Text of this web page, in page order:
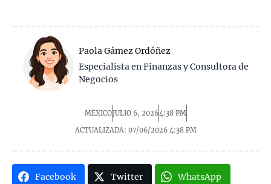
Paola Gámez Ordóñez
Especialista en Finanzas y Consultora de
Negocios
MÉXICOJULIO 6, 20264:38 PM
ACTUALIZADA: 07/06/2026 4:38 PM
Facebook Twitter WhatsApp